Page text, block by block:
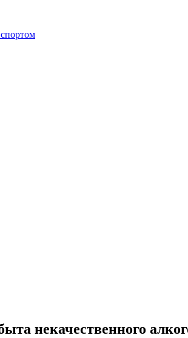
некачественного